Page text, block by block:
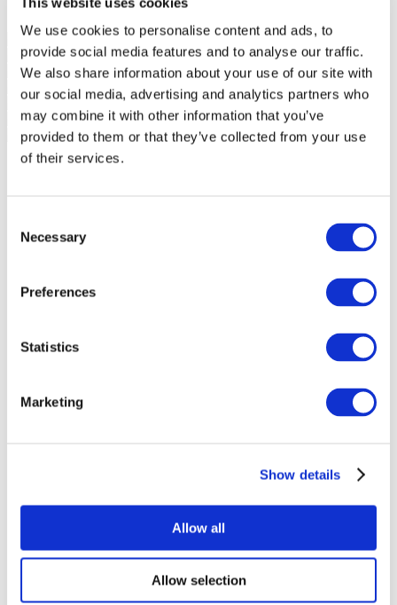
We use cookies to personalise content and ads, to
provide social media features and to analyse our traffic.
We also share information about your use of our site with
our social media, advertising and analytics partners who
may combine it with other information that you’ve
provided to them or that they’ve collected from your use
of their services.
Selection
Necessary
Preferences
Statistics
Marketing
Show details
Allow all
Allow selection
Koncerty